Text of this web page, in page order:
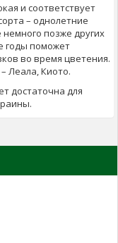
и соответствует
– однолетние
позже других
годы поможет
во время цветения.
Леала, Киото.
достаточна для